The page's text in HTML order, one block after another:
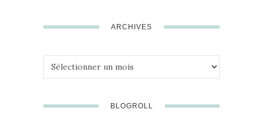
ARCHIVES
Archives
BLOGROLL